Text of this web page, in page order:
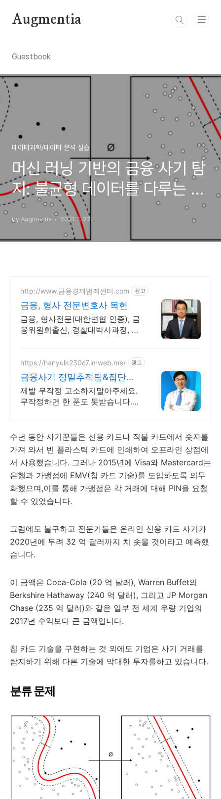
Augmentia
Guestbook
데이터과학/데이터 분석 실습
머신 러닝 기반의 금융 사기 탐
지: 불균형 데이터를 다루는 방
법
by Augmentia 2021. 1. 23.
http://www.금융경제범죄센터.com 광고
금융, 형사 전문변호사 목헌
금융, 형사전문(대한변협 인증), 금
융위원회출신, 경찰대박사과정, 금
https://hanyulk23067.imweb.me/ 광고
금융사기 정밀추적팀&집단대
응 전액승소(3억7천) 사례보유
제발 무작정 고소하지말아주세요.
무작정하면 한 푼도 못받습니다.
수년 동안 사기꾼들은 신용 카드나 직불 카드에서 숫자를
가져 와서 빈 플라스틱 카드에 인쇄하여 오프라인 상점에
서 사용했습니다. 그러나 2015년에 Visa와 Mastercard는
은행과 가맹점에 EMV(칩 카드 기술)를 도입하도록 의무
화했으며,이를 통해 가맹점은 각 거래에 대해 PIN을 요청
할 수 있었습니다.
그럼에도 불구하고 전문가들은 온라인 신용 카드 사기가
2020년에 무려 32 억 달러까지 치 솟을 것이라고 예측했
습니다.
이 금액은 Coca-Cola (20 억 달러), Warren Buffet의
Berkshire Hathaway (240 억 달러), 그리고 JP Morgan
Chase (235 억 달러)와 같은 일부 전 세계 우량 기업의
2017년 수익보다 큰 금액입니다.
칩 카드 기술을 구현하는 것 외에도 기업은 사기 거래를
탐지하기 위해 다른 기술에 막대한 투자를하고 있습니다.
분류 문제